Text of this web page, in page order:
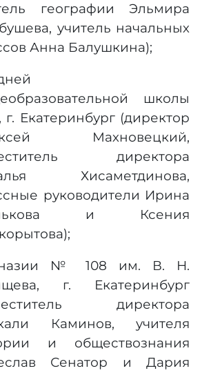
географии Эльмира
учитель начальных
Анна Балушкина);
школы
Екатеринбург (директор
Махновецкий,
директора
Хисаметдинова,
руководители Ирина
и Ксения
№ 108 им. В. Н.
г. Екатеринбург
директора
Каминов, учителя
и обществознания
Сенатор и Дария